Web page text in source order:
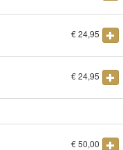
€24,95
€24,95
€50,00